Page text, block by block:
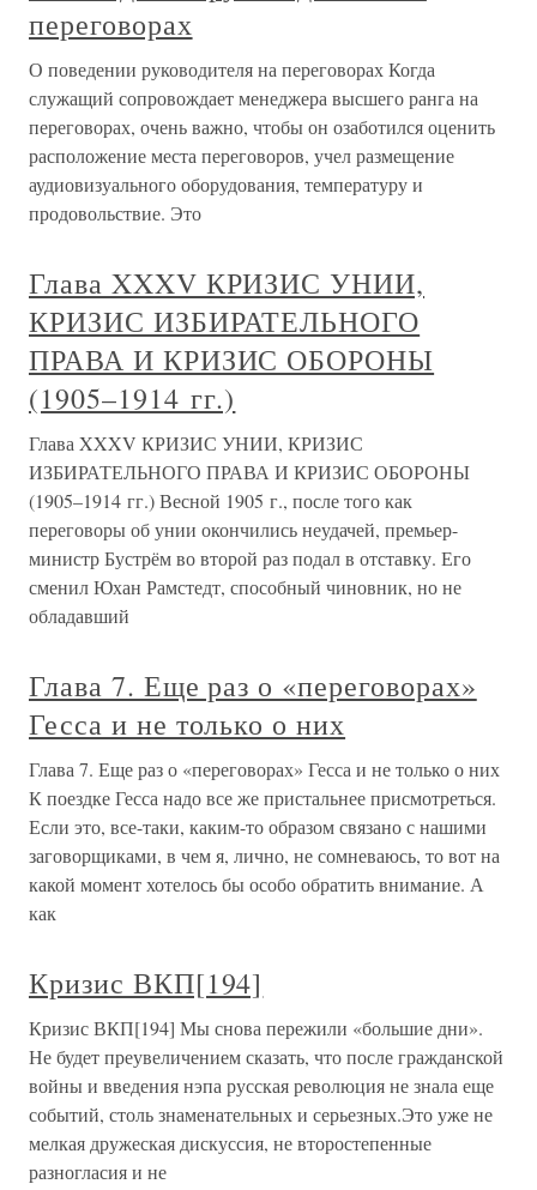
переговорах
О поведении руководителя на переговорах Когда
служащий сопровождает менеджера высшего ранга на
переговорах, очень важно, чтобы он озаботился оценить
расположение места переговоров, учел размещение
аудиовизуального оборудования, температуру и
продовольствие. Это
Глава XXXV КРИЗИС УНИИ,
КРИЗИС ИЗБИРАТЕЛЬНОГО
ПРАВА И КРИЗИС ОБОРОНЫ
(1905–1914 гг.)
Глава XXXV КРИЗИС УНИИ, КРИЗИС
ИЗБИРАТЕЛЬНОГО ПРАВА И КРИЗИС ОБОРОНЫ
(1905–1914 гг.) Весной 1905 г., после того как
переговоры об унии окончились неудачей, премьер-
министр Бустрём во второй раз подал в отставку. Его
сменил Юхан Рамстедт, способный чиновник, но не
обладавший
Глава 7. Еще раз о «переговорах»
Гесса и не только о них
Глава 7. Еще раз о «переговорах» Гесса и не только о них
К поездке Гесса надо все же пристальнее присмотреться.
Если это, все-таки, каким-то образом связано с нашими
заговорщиками, в чем я, лично, не сомневаюсь, то вот на
какой момент хотелось бы особо обратить внимание. А
как
Кризис ВКП[194]
Кризис ВКП[194] Мы снова пережили «большие дни».
Не будет преувеличением сказать, что после гражданской
войны и введения нэпа русская революция не знала еще
событий, столь знаменательных и серьезных.Это уже не
мелкая дружеская дискуссия, не второстепенные
разногласия и не